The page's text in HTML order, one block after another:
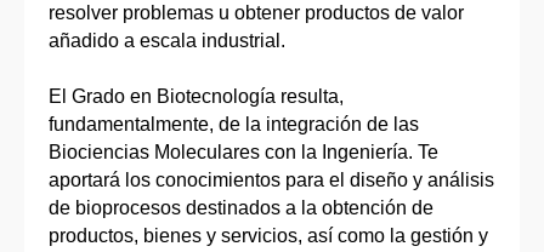
resolver problemas u obtener productos de valor
añadido a escala industrial.
El Grado en Biotecnología resulta,
fundamentalmente, de la integración de las
Biociencias Moleculares con la Ingeniería. Te
aportará los conocimientos para el diseño y análisis
de bioprocesos destinados a la obtención de
productos, bienes y servicios, así como la gestión y